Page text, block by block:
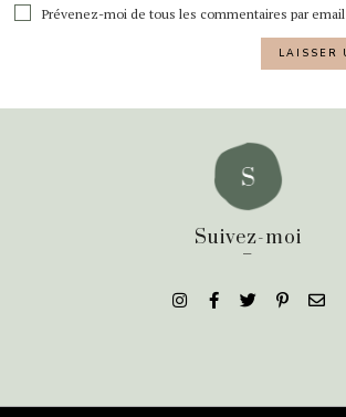
Prévenez-moi de tous les commentaires par email
Suivez-moi
_